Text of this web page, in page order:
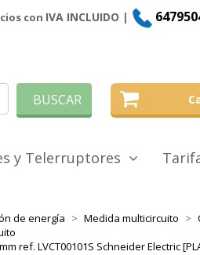
con IVA INCLUIDO |
BUSCAR
y Telerruptores
de energía Medida multicircuito
ref. LVCT00101S Schneider Electric